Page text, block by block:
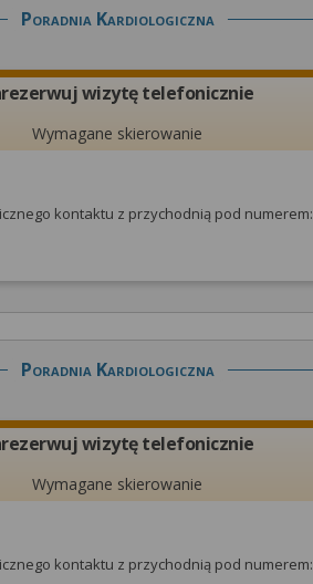
Poradnia Kardiologiczna
wizytę telefonicznie
Wymagane skierowanie
kontaktu z przychodnią pod numerem:
Poradnia Kardiologiczna
wizytę telefonicznie
Wymagane skierowanie
kontaktu z przychodnią pod numerem: